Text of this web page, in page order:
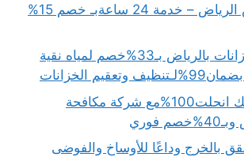
ونيت نقل عفش الرياض – خدمة 24 ساعةبـ خصم 15%
شركة تنظيف خزانات بالرياض بـ33%خصم لمياه نقية
الخزانات
حشرات؟مشكلتك انحلت100%مع شركة مكافحة
فوري
بالخرج وداعًا للأوساخ والفوضى